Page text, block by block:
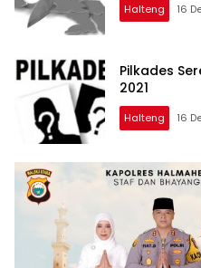
Halteng 16
Pilkades
2021
Halteng 16